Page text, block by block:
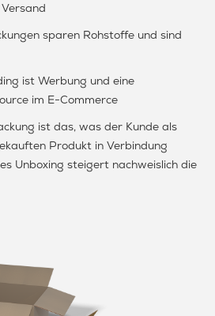
sparen Rohstoffe und sind
ist Werbung und eine
im E-Commerce
ist das, was der Kunde als
Produkt in Verbindung
Unboxing steigert nachweislich die